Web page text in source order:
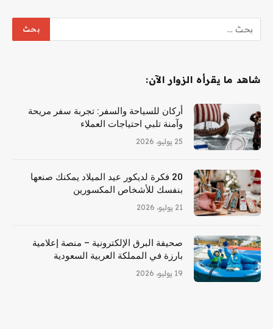
شاهد ما يقرأه الزوار الآن:
أركان للسياحة والسفر: تجربة سفر مريحة
وآمنة تلبي احتياجات العملاء
25 يوليو، 2026
20 فكرة لديكور عيد الميلاد يمكنك صنعها
بنفسك للأشخاص المكسورين
21 يوليو، 2026
صحيفة البرق الإلكترونية – منصة إعلامية
بارزة في المملكة العربية السعودية
19 يوليو، 2026